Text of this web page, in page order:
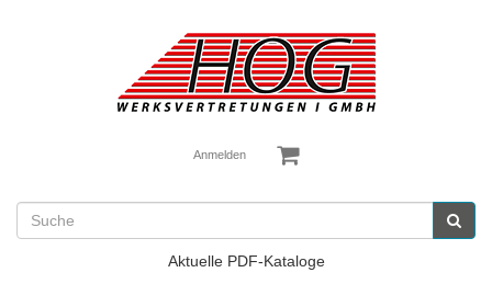
Anmelden
Aktuelle PDF-Kataloge